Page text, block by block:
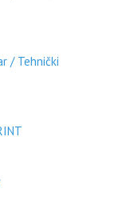
/ Tehnički